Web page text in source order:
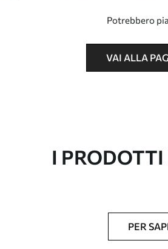
Potrebbero
VAI ALLA
I
PER